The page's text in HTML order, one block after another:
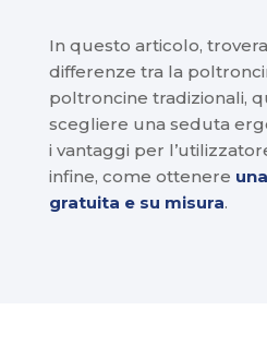
In questo articolo,
differenze tra la
poltroncine tradizionali,
scegliere una seduta
i vantaggi per
infine, come ottenere
gratuita e su misura.